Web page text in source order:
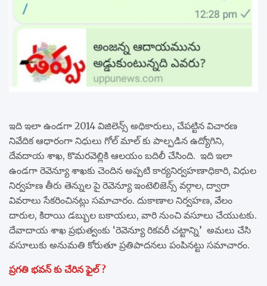
ఇది ఇలా ఉండగా 2014 విజిలెన్స్ అధికారులు, చేపట్టిన విచారణ
నివేదిక ఆధారంగా నిధులు గోల్ మాల్ కు పాల్పడిన ఉద్యోగిని,
దేవదాయ శాఖ, కొమరవెల్లికి ఆలయం బదిలీ చేసింది. ఇది ఇలా
ఉండగా రెవెన్యూ శాఖకు చెందిన అప్పటి కార్యనిర్వహణాధికారి, విధుల
నిర్వహణ తీరు తెన్నుల పై రెవెన్యూ ఇంటెలిజెన్స్ వర్గాల, ద్వారా
వివరాలు సేకరించినట్లు సమాచారం. దుకాణాల నిర్వహణ, వేలం
దారుల, కిరాయి డబ్బుల బకాయలు, వారి నుంచి వసూలు చేయుటకు.
దేవాదాయ శాఖ ప్రభుత్వంకు ‘రెవెన్యూ రికవరీ చట్టాన్ని’ అమలు చేసి
వసూలుకు అనుమతి కోరుతూ ప్రతిపాదనలు పంపినట్టు సమాచారం.
ప్రగతి భవన్ కు చేరిన ఫైల్ ?